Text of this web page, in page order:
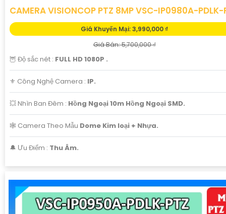
CAMERA VISIONCOP PTZ 8MP VSC-IP0980A-PDLK-
Giá Khuyến Mại: 3,990,000 ₫
Giá Bán: 5,700,000 ₫
🦉 Độ sắc nét : FULL HD 1080P .
⚜️ Công Nghệ Camera : IP.
💥 Nhìn Ban Đêm : Hồng Ngoại 10m Hồng Ngoại SMD.
🕸️ Camera Theo Mẫu Dome Kim loại + Nhựa.
️🔔 Ưu Điểm : Thu Âm.